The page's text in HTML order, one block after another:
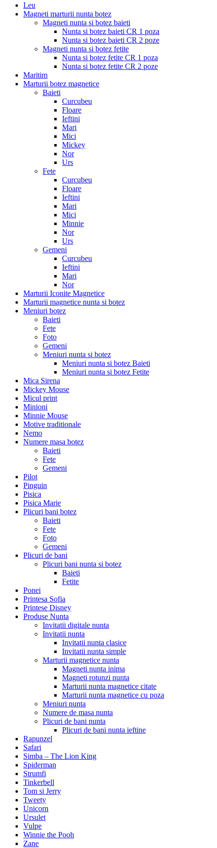
Leu
Magneti marturii nunta botez
Magneti nunta si botez baieti
Nunta si botez baieti CR 1 poza
Nunta si botez baieti CR 2 poze
Magneti nunta si botez fetite
Nunta si botez fetite CR 1 poza
Nunta si botez fetite CR 2 poze
Maritim
Marturii botez magnetice
Baieti
Curcubeu
Floare
Ieftini
Mari
Mici
Mickey
Nor
Urs
Fete
Curcubeu
Floare
Ieftini
Mari
Mici
Minnie
Nor
Urs
Gemeni
Curcubeu
Ieftini
Mari
Nor
Marturii Iconite Magnetice
Marturii magnetice nunta si botez
Meniuri botez
Baieti
Fete
Foto
Gemeni
Meniuri nunta si botez
Meniuri nunta si botez Baieti
Meniuri nunta si botez Fetite
Mica Sirena
Mickey Mouse
Micul print
Minioni
Minnie Mouse
Motive traditionale
Nemo
Numere masa botez
Baieti
Fete
Gemeni
Pilot
Pinguin
Pisica
Pisica Marie
Plicuri bani botez
Baieti
Fete
Foto
Gemeni
Plicuri de bani
Plicuri bani nunta si botez
Baieti
Fetite
Ponei
Printesa Sofia
Printese Disney
Produse Nunta
Invitatii digitale nunta
Invitatii nunta
Invitatii nunta clasice
Invitatii nunta simple
Marturii magnetice nunta
Magneti nunta inima
Magneti rotunzi nunta
Marturii nunta magnetice citate
Marturii nunta magnetice cu poza
Meniuri nunta
Numere de masa nunta
Plicuri de bani nunta
Plicuri de bani nunta ieftine
Rapunzel
Safari
Simba – The Lion King
Spiderman
Strumfi
Tinkerbell
Tom si Jerry
Tweety
Unicorn
Ursulet
Vulpe
Winnie the Pooh
Zane